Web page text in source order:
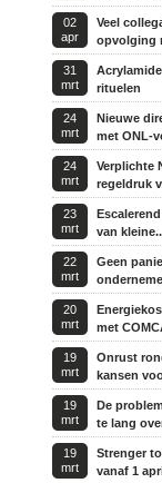
02
apr
Veel
opvolging
31
mrt
rituelen
24
mrt
Nieuwe
met ONL-
24
mrt
Verplichte
regeldruk
23
mrt
van
22
mrt
Geen
20
mrt
met
19
mrt
Onrust
kansen
19
mrt
De
te lang
19
mrt
Strenger
vanaf 1